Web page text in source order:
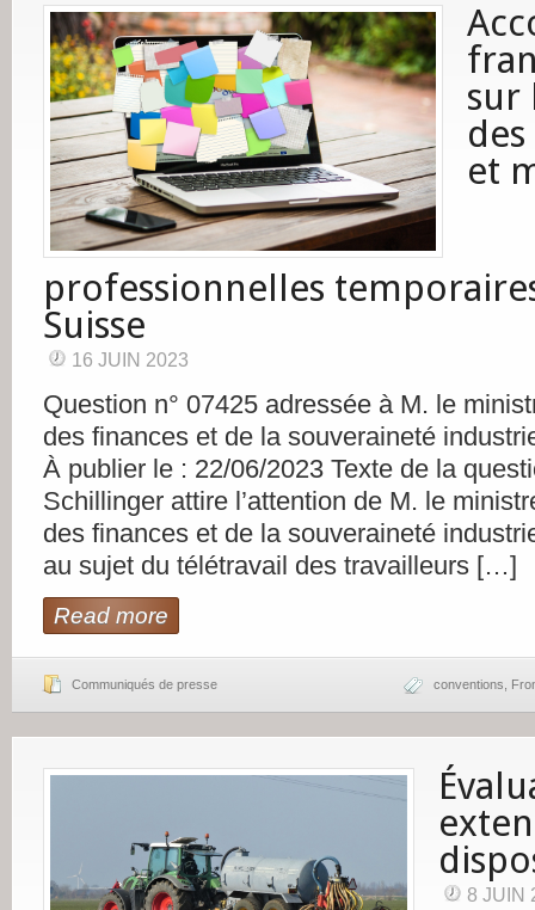
sur
et
professionnelles
Suisse
16 JUIN 2023
Question n° 07425 adressée à M. le
des finances et de la souveraineté
À publier le : 22/06/2023 Texte de la
Schillinger attire l’attention de M. le
des finances et de la souveraineté
au sujet du télétravail des travailleurs […]
Read more
Communiqués de presse conventions
8 JUIN